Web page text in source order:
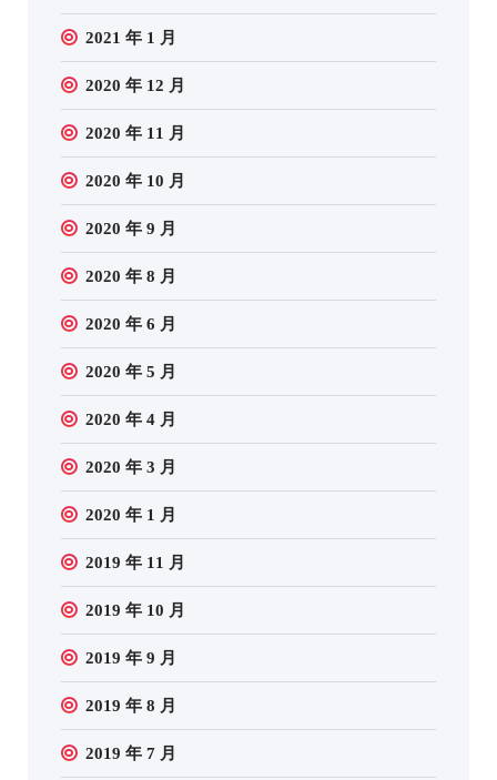
2021 年 1 月
2020 年 12 月
2020 年 11 月
2020 年 10 月
2020 年 9 月
2020 年 8 月
2020 年 6 月
2020 年 5 月
2020 年 4 月
2020 年 3 月
2020 年 1 月
2019 年 11 月
2019 年 10 月
2019 年 9 月
2019 年 8 月
2019 年 7 月